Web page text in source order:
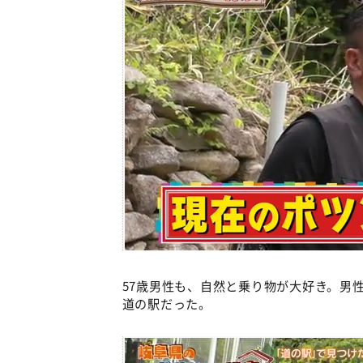
57歳男性も、自然と乗り物が大好き。男
道の駅だった。